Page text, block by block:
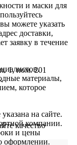
и маски для
можете указать
доставки,
заявку в течение
материалы,
которое
на сайте.
компании.
и цены
оформлении.
1, пом. 201